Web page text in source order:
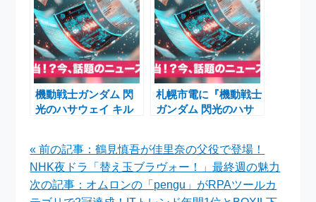
ウスHGガンプラ公
開！初週興収8.4億円
突破
る
機動戦士ガンダム 閃
光のハサウェイ キル
とガンプラ同時話題
札幌市電に『機動戦士
ガンダム 閃光のハサ
電車「ガンダム号」が
年間運行決定
« 前の記事：鶴見慎吾が佳里奈の父役で登場！
NHK夜ドラ「替え玉ブラヴォー！」最終週の魅力
次の記事：オムロンの「pengu」がRPAツールカ